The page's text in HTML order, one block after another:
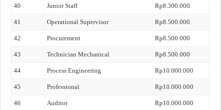
40 Junior Staff Rp8.300.000
41 Operational Supervisor Rp8.500.000
42 Procurement Rp8.500.000
43 Technician Mechanical Rp8.500.000
44 Process Engineering Rp10.000.000
45 Professional Rp10.000.000
46 Auditor Rp10.000.000